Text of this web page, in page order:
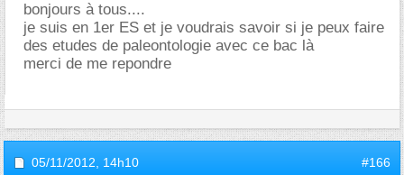
bonjours à tous....
je suis en 1er ES et je voudrais savoir si je peux faire
des etudes de paleontologie avec ce bac là
merci de me repondre
05/11/2012, 14h10 #166